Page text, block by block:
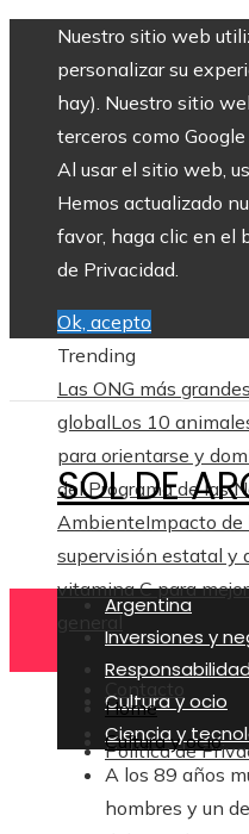
Nuestro sitio web
personalizar su
hay). Nuestro sitio
terceros como
Al usar el sitio web,
Hemos actualizado
favor, haga clic en el
de Privacidad.
Ok, acepto
Trending
Las ONG más
globalLos 10
para orientarse y
del Programa de las
AmbienteImpacto de
supervisión estatal y
vitamina C para
general
Contacto
Política de
SOL DE
Argentina
Inversiones y
Cultura y ocio
Ciencia y
Home
Cultura y ocio
A los 89 años
hombres y un